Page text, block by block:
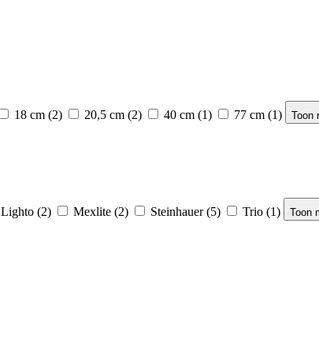
18 cm (2) 20,5 cm (2) 40 cm (1) 77 cm (1) Toon
Lighto (2) Mexlite (2) Steinhauer (5) Trio (1) Toon